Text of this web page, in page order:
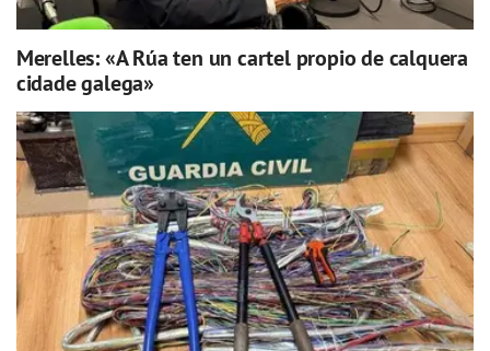
Merelles: «A Rúa ten un cartel propio de calquera
cidade galega»